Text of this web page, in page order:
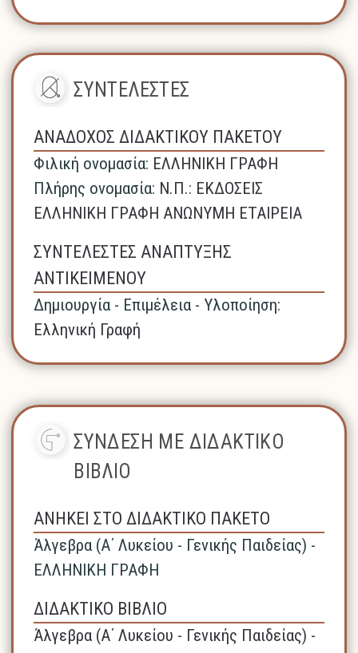
ΣΥΝΤΕΛΕΣΤΕΣ
ΑΝΑΔΟΧΟΣ ΔΙΔΑΚΤΙΚΟΥ ΠΑΚΕΤΟΥ
Φιλική ονομασία: ΕΛΛΗΝΙΚΗ ΓΡΑΦΗ
Πλήρης ονομασία: N.Π.: ΕΚΔΟΣΕΙΣ
ΕΛΛΗΝΙΚΗ ΓΡΑΦΗ ΑΝΩΝΥΜΗ ΕΤΑΙΡΕΙΑ
ΣΥΝΤΕΛΕΣΤΕΣ ΑΝΑΠΤΥΞΗΣ
ΑΝΤΙΚΕΙΜΕΝΟΥ
Δημιουργία - Επιμέλεια - Υλοποίηση:
Ελληνική Γραφή
ΣΥΝΔΕΣΗ ΜΕ ΔΙΔΑΚΤΙΚΟ
ΒΙΒΛΙΟ
ΑΝΗΚΕΙ ΣΤΟ ΔΙΔΑΚΤΙΚΟ ΠΑΚΕΤΟ
Άλγεβρα (A΄ Λυκείου - Γενικής Παιδείας) -
ΕΛΛΗΝΙΚΗ ΓΡΑΦΗ
ΔΙΔΑΚΤΙΚΟ ΒΙΒΛΙΟ
Άλγεβρα (A΄ Λυκείου - Γενικής Παιδείας) -